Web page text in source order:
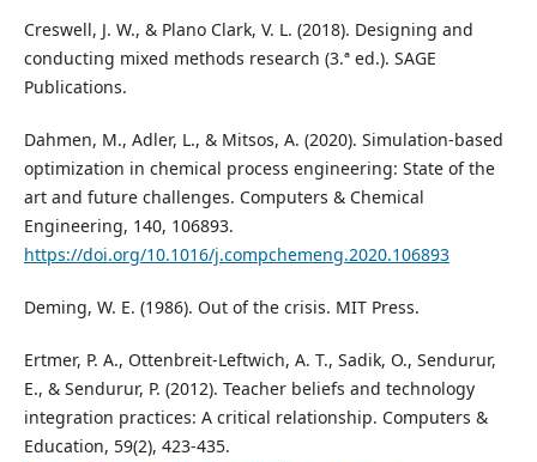
Creswell, J. W., & Plano Clark, V. L. (2018). Designing and
conducting mixed methods research (3.ª ed.). SAGE
Publications.
Dahmen, M., Adler, L., & Mitsos, A. (2020). Simulation-based
optimization in chemical process engineering: State of the
art and future challenges. Computers & Chemical
Engineering, 140, 106893.
https://doi.org/10.1016/j.compchemeng.2020.106893
Deming, W. E. (1986). Out of the crisis. MIT Press.
Ertmer, P. A., Ottenbreit-Leftwich, A. T., Sadik, O., Sendurur,
E., & Sendurur, P. (2012). Teacher beliefs and technology
integration practices: A critical relationship. Computers &
Education, 59(2), 423-435.